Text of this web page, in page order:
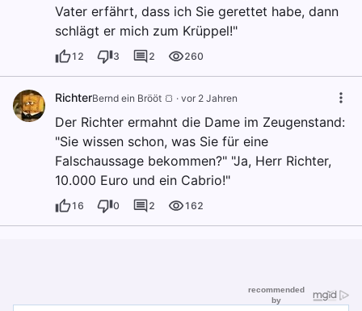
Vater erfährt, dass ich Sie gerettet habe, dann
schlägt er mich zum Krüppel!"
12 3 2 260
RichterBernd ein Brööt 🍞 · vor 2 Jahren
Der Richter ermahnt die Dame im Zeugenstand:
"Sie wissen schon, was Sie für eine
Falschaussage bekommen?" "Ja, Herr Richter,
10.000 Euro und ein Cabrio!"
16 0 2 162